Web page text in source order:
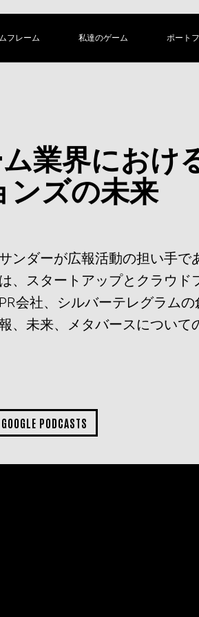
フレーム 私達のゲーム ポート
ム業界にお
ンズの未来
ンダーが広報活動の担い手で
、スタートアップとクラウド
会社、シルバーテレグラム
、未来、メタバースについて
GOOGLE PODCASTS